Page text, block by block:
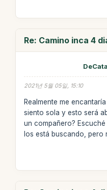
Re: Camino inca 4
2021년 5월 05일, 15:10
Realmente me
siento sola y esto será
un compañero?
los está buscando, pero